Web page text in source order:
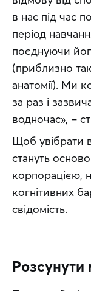
в нас під час
період
поєднуючи
(приблизно
анатомії). Ми
за раз і
водночас», –
Щоб увібрати
стануть
корпорацією,
когнітивних
свідомість.
Розсунути